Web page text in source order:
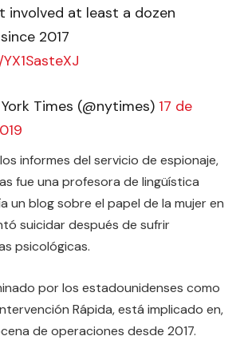
involved at least a dozen
2017
Times (@nytimes) 17 de
informes del servicio de espionaje,
fue una profesora de lingüística
un blog sobre el papel de la mujer en
suicidar después de sufrir
psicológicas.
por los estadounidenses como
Rápida, está implicado en,
de operaciones desde 2017.